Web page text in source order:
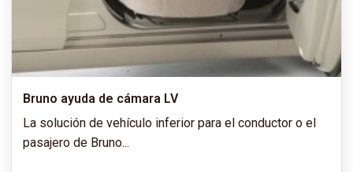
Bruno ayuda de cámara LV
La solución de vehículo inferior para el conductor o el
pasajero de Bruno...